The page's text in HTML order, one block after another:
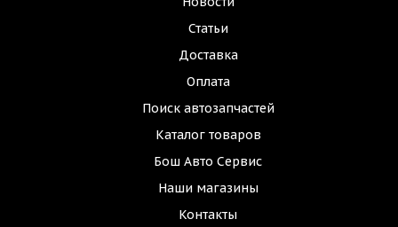
Статьи
Доставка
Оплата
Поиск автозапчастей
Каталог товаров
Бош Авто Сервис
Наши магазины
Контакты